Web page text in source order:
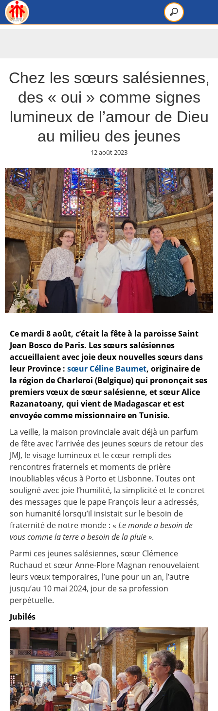
Chez les sœurs salésiennes,
des « oui » comme signes
lumineux de l’amour de Dieu
au milieu des jeunes
12 août 2023
Ce mardi 8 août, c’était la fête à la paroisse Saint
Jean Bosco de Paris. Les sœurs salésiennes
accueillaient avec joie deux nouvelles sœurs dans
leur Province : sœur Céline Baumet, originaire de
la région de Charleroi (Belgique) qui prononçait ses
premiers vœux de sœur salésienne, et sœur Alice
Razanatoany, qui vient de Madagascar et est
envoyée comme missionnaire en Tunisie.
La veille, la maison provinciale avait déjà un parfum
de fête avec l’arrivée des jeunes sœurs de retour des
JMJ, le visage lumineux et le cœur rempli des
rencontres fraternels et moments de prière
inoubliables vécus à Porto et Lisbonne. Toutes ont
souligné avec joie l’humilité, la simplicité et le concret
des messages que le pape François leur a adressés,
son humanité lorsqu’il insistait sur le besoin de
fraternité de notre monde : « Le monde a besoin de
vous comme la terre a besoin de la pluie ».
Parmi ces jeunes salésiennes, sœur Clémence
Ruchaud et sœur Anne-Flore Magnan renouvelaient
leurs vœux temporaires, l’une pour un an, l’autre
jusqu’au 10 mai 2024, jour de sa profession
perpétuelle.
Jubilés